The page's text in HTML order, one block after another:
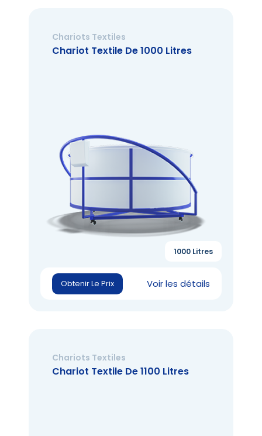
Chariots Textiles
Chariot Textile De 1000 Litres
Obtenir Le Prix Voir les détails
1000 Litres
Chariots Textiles
Chariot Textile De 1100 Litres